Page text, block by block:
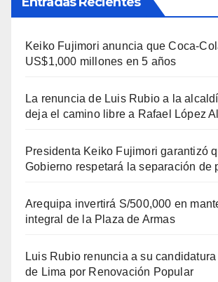
Keiko Fujimori anuncia que Coca-
US$1,000 millones en 5 años
La renuncia de Luis Rubio a la
deja el camino libre a Rafael López
Presidenta Keiko Fujimori garantizó
Gobierno respetará la separación de
Arequipa invertirá S/500,000 en
integral de la Plaza de Armas
Luis Rubio renuncia a su
de Lima por Renovación Popular